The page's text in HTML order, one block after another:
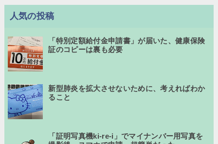
人気の投稿
「特別定額給付金申請書」が届いた、健康保険
証のコピーは裏も必要
新型肺炎を拡大させないために、考えればわか
ること
「証明写真機ki-re-i」でマイナンバー用写真を